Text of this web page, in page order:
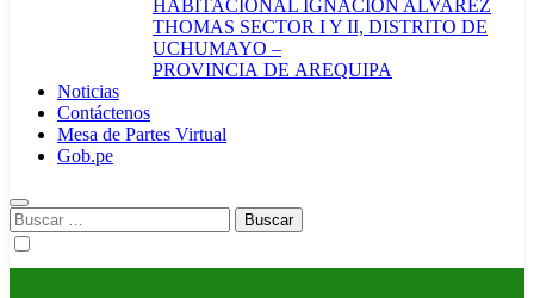
HABITACIONAL IGNACION ALVAREZ
THOMAS SECTOR I Y II, DISTRITO DE
UCHUMAYO –
PROVINCIA DE AREQUIPA
Noticias
Contáctenos
Mesa de Partes Virtual
Gob.pe
Buscar: